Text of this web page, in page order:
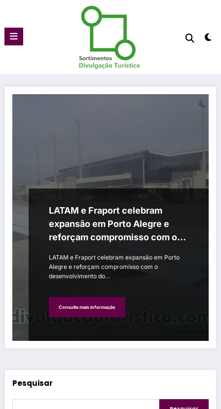
conteúdo
LATAM e Fraport celebram
expansão em Porto Alegre e
reforçam compromisso com o
do Sul
LATAM e Fraport celebram expansão em Porto
Alegre e reforçam compromisso com o
desenvolvimento do…
Consulte mais informação
Pesquisar